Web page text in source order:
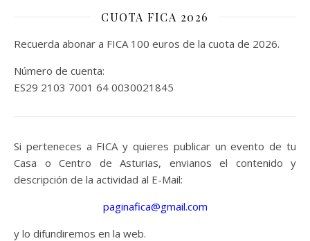
CUOTA FICA 2026
Recuerda abonar a FICA 100 euros de la cuota de 2026.
Número de cuenta:
ES29 2103 7001 64 0030021845
Si perteneces a FICA y quieres publicar un evento de tu
Casa o Centro de Asturias, envianos el contenido y
descripción de la actividad al E-Mail:
paginafica@gmail.com
y lo difundiremos en la web.